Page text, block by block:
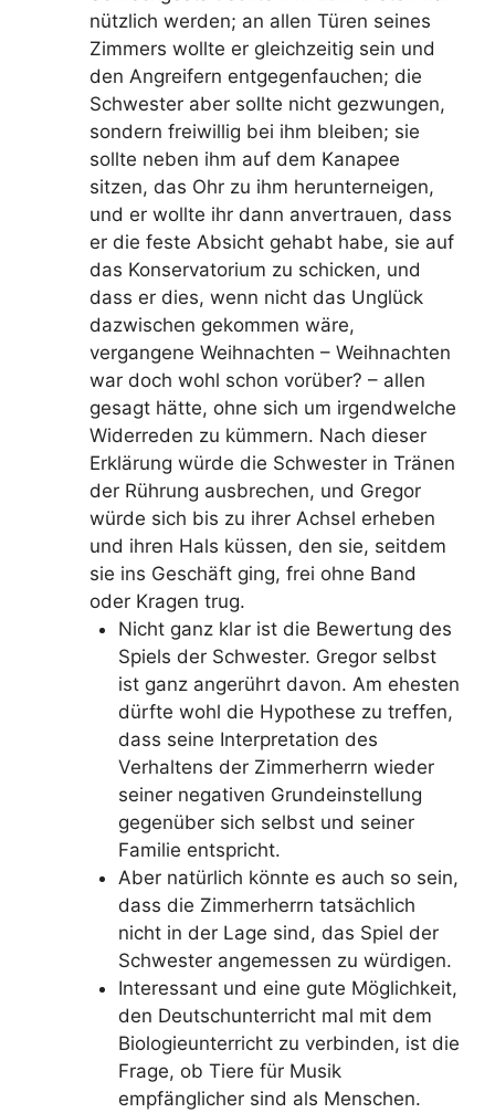
nützlich werden; an allen Türen seines
Zimmers wollte er gleichzeitig sein und
den Angreifern entgegenfauchen; die
Schwester aber sollte nicht gezwungen,
sondern freiwillig bei ihm bleiben; sie
sollte neben ihm auf dem Kanapee
sitzen, das Ohr zu ihm herunterneigen,
und er wollte ihr dann anvertrauen, dass
er die feste Absicht gehabt habe, sie auf
das Konservatorium zu schicken, und
dass er dies, wenn nicht das Unglück
dazwischen gekommen wäre,
vergangene Weihnachten – Weihnachten
war doch wohl schon vorüber? – allen
gesagt hätte, ohne sich um irgendwelche
Widerreden zu kümmern. Nach dieser
Erklärung würde die Schwester in Tränen
der Rührung ausbrechen, und Gregor
würde sich bis zu ihrer Achsel erheben
und ihren Hals küssen, den sie, seitdem
sie ins Geschäft ging, frei ohne Band
oder Kragen trug.
Nicht ganz klar ist die Bewertung des
Spiels der Schwester. Gregor selbst
ist ganz angerührt davon. Am ehesten
dürfte wohl die Hypothese zu treffen,
dass seine Interpretation des
Verhaltens der Zimmerherrn wieder
seiner negativen Grundeinstellung
gegenüber sich selbst und seiner
Familie entspricht.
Aber natürlich könnte es auch so sein,
dass die Zimmerherrn tatsächlich
nicht in der Lage sind, das Spiel der
Schwester angemessen zu würdigen.
Interessant und eine gute Möglichkeit,
den Deutschunterricht mal mit dem
Biologieunterricht zu verbinden, ist die
Frage, ob Tiere für Musik
empfänglicher sind als Menschen.